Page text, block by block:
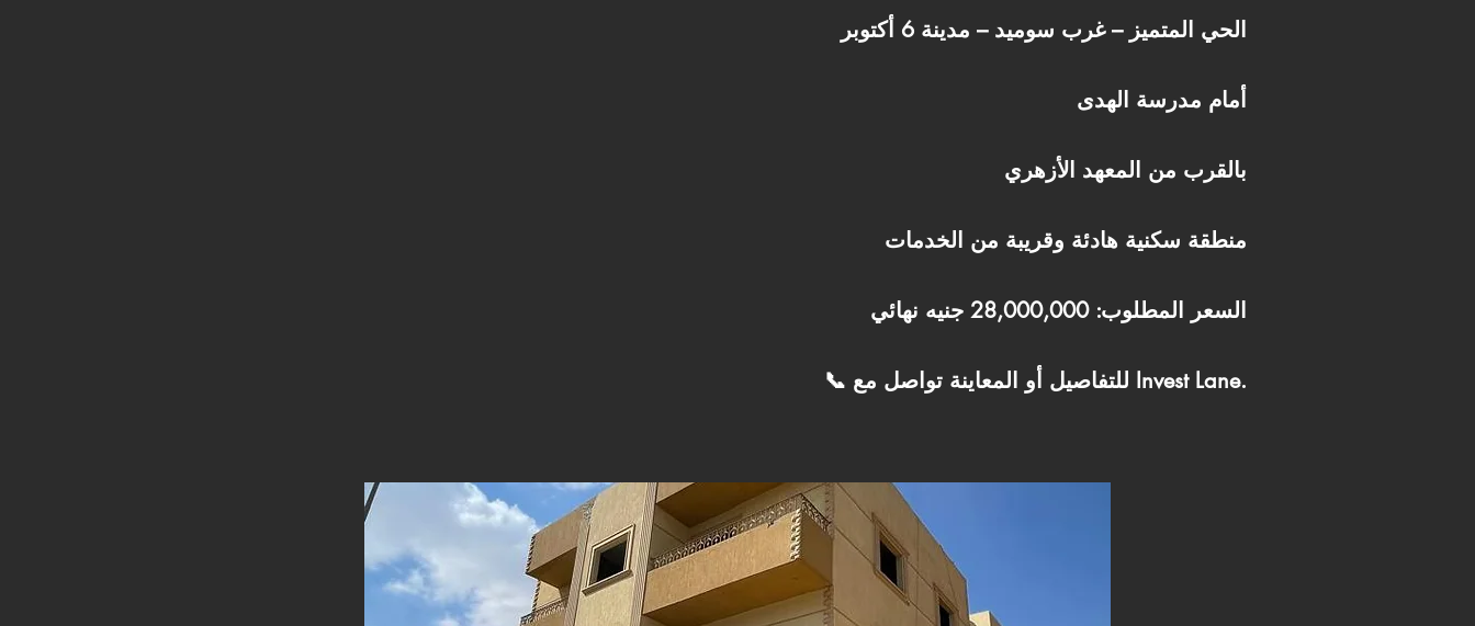
الحي المتميز – غرب سوميد – مدينة 6 أكتوبر
أمام مدرسة الهدى
بالقرب من المعهد الأزهري
منطقة سكنية هادئة وقريبة من الخدمات
السعر المطلوب: 28,000,000 جنيه نهائي
📞 للتفاصيل أو المعاينة تواصل مع Invest Lane.